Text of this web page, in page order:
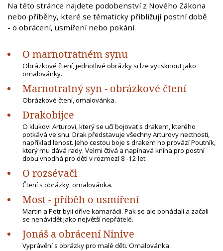
Na této stránce najdete podobenství z Nového Zákona
nebo příběhy, které se tématicky přibližují postní době
- o obrácení, usmíření nebo pokání.
O marnotratném synu
Obrázkové čtení, jednotlivé obrázky si lze vytisknout jako
omalovánky.
Marnotratný syn - obrázkové čtení
Obrázkové čtení, omalovánka.
Drakobijce
O klukovi Arturovi, který se učí bojovat s drakem, kterého
potkává ve snu. Drak představuje všechny Arturovy nectnosti,
například lenost. Jeho cestou boje s drakem ho provází Poutník,
který mu dává rady. Velmi čtivá a napínavá kniha pro postní
dobu vhodná pro děti v rozmezí 8 -12 let.
O rozsévači
Čtení s obrázky, omalovánka.
Most - příběh o usmíření
Martin a Petr byli dříve kamarádi. Pak se ale pohádali a začali
se nenávidět jako největší nepřátelé.
Jonáš a obrácení Ninive
Vyprávění s obrázky pro malé děti. Omalovánka.